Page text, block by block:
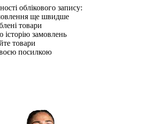
облікового запису:
ще швидше
товари
історію замовлень
товари
посилкою